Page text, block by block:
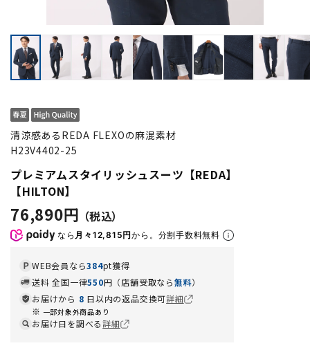
清涼感あるREDA FLEXOの麻混素材
H23V4402-25
プレミアムスタイリッシュスーツ【REDA】
【HILTON】
76,890円
なら 月々12,815円から。分割手数料無料
WEB会員なら384pt獲得
送料 全国一律550円（店舗受取なら無料）
お届けから 8 日以内の返品交換可詳細
一部対象外商品あり
お届け日を調べる詳細